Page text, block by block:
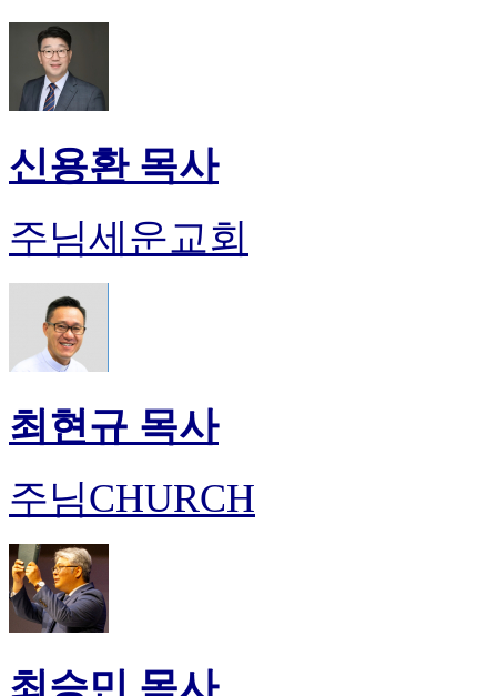
신용환 목사
주님세운교회
최현규 목사
주님CHURCH
최승민 목사